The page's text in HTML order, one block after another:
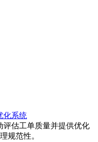
化系统
评估工单质量并提供优化
规范性。